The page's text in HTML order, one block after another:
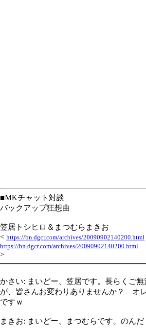
■MKチャット対談
バックアップ狂想曲
笠居トシヒロ＆まつむらまきお
< https://bn.dgcr.com/archives/20090902140200.html
https://bn.dgcr.com/archives/20090902140200.html
>
かさい: まいどー、笠居です。長らくご
が、皆さんお変わりありませんか？ オ
ですｗ
まきお: まいどー、まつむらです。のんだ